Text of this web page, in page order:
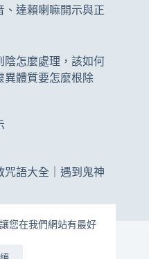
您在我們網站有最好
、達賴喇嘛開示與正
陰怎麼處理，該如何
異體質要怎麼根除
咒語大全｜遇到鬼神